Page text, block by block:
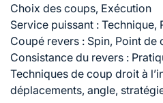
Choix des coups, Exécution
Service puissant : Technique,
Coupé revers : Spin, Point de
Consistance du revers :
Techniques de coup droit à
déplacements, angle,